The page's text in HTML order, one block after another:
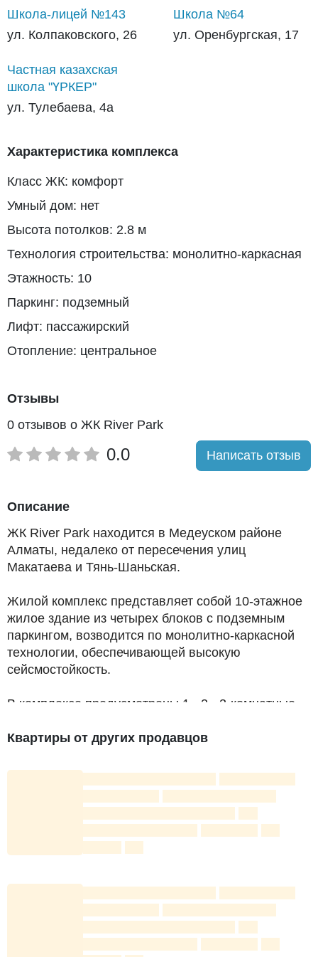
Школа-лицей №143
ул. Колпаковского, 26
Школа №64
ул. Оренбургская, 17
Частная казахская
школа "ҮРКЕР"
ул. Тулебаева, 4а
Характеристика комплекса
Класс ЖК: комфорт
Умный дом: нет
Высота потолков: 2.8 м
Технология строительства: монолитно-каркасная
Этажность: 10
Паркинг: подземный
Лифт: пассажирский
Отопление: центральное
Отзывы
0 отзывов о ЖК River Park
0.0 Написать отзыв
Описание
ЖК River Park находится в Медеуском районе
Алматы, недалеко от пересечения улиц
Макатаева и Тянь-Шаньская.
Жилой комплекс представляет собой 10-этажное
жилое здание из четырех блоков с подземным
паркингом, возводится по монолитно-каркасной
технологии, обеспечивающей высокую
сейсмостойкость.
В комплексе предусмотрены 1-, 2-, 3-комнатные
Квартиры от других продавцов